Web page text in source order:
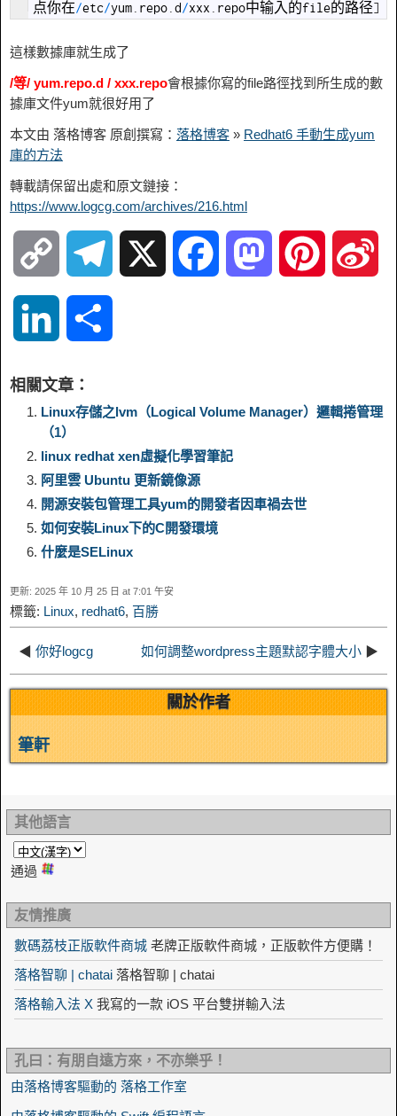
点你在/etc/yum repo d/xxx repo中输入的file的路径]
這樣數據庫就生成了
/等/ yum.repo.d / xxx.repo會根據你寫的file路徑找到所生成的數
據庫文件yum就很好用了
本文由 落格博客 原創撰寫： 落格博客 » Redhat6 手動生成yum
庫的方法
轉載請保留出處和原文鏈接：
https://www.logcg.com/archives/216.html
o
y
L
i
n
r
a
n
k
e
d
I
a
r
e
相關文章：
Linux存儲之lvm（Logical Volume Manager）邏輯捲管理
（1）
linux redhat xen虛擬化學習筆記
阿里雲 Ubuntu 更新鏡像源
開源安裝包管理工具yum的開發者因車禍去世
如何安裝Linux下的C開發環境
什麼是SELinux
更新: 2025 年 10 月 25 日 at 7:01 午安
標籤: Linux, redhat6, 百勝
◀ 你好logcg 如何調整wordpress主題默認字體大小 ▶
關於作者
筆軒
其他語言
通過
友情推廣
數碼荔枝正版軟件商城 老牌正版軟件商城，正版軟件方便購！
落格智聊 | chatai 落格智聊 | chatai
落格輸入法 X 我寫的一款 iOS 平台雙拼輸入法
孔曰：有朋自遠方來，不亦樂乎！
由落格博客驅動的 落格工作室